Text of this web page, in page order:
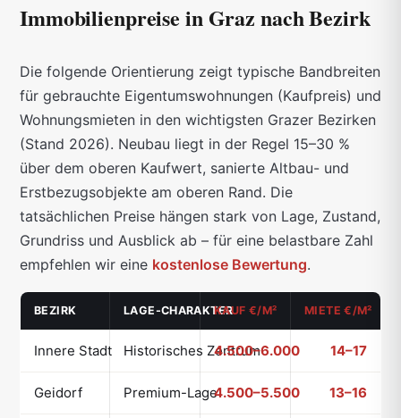
Immobilienpreise in Graznach Bezirk
Die folgende Orientierung zeigt typische Bandbreiten
für gebrauchte Eigentumswohnungen (Kaufpreis) und
Wohnungsmieten in den wichtigsten Grazer Bezirken
(Stand 2026). Neubau liegt in der Regel 15–30 %
über dem oberen Kaufwert, sanierte Altbau- und
Erstbezugsobjekte am oberen Rand. Die
tatsächlichen Preise hängen stark von Lage, Zustand,
Grundriss und Ausblick ab – für eine belastbare Zahl
empfehlen wir eine kostenlose Bewertung.
BEZIRK LAGE-CHARAKTERKAUF €/M² MIETE €/M²
Innere Stadt Historisches Zentrum
4.500–6.000 14–17
Geidorf Premium-Lage4.500–5.500 13–16